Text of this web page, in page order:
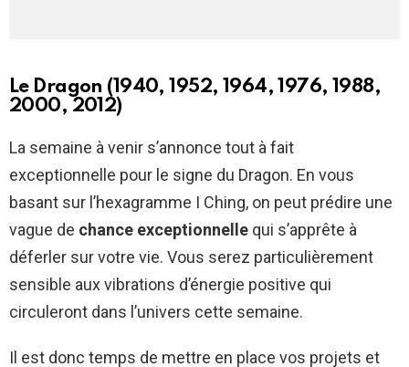
Le Dragon (1940, 1952, 1964, 1976, 1988,
2000, 2012)
La semaine à venir s’annonce tout à fait
exceptionnelle pour le signe du Dragon. En vous
basant sur l’hexagramme I Ching, on peut prédire une
vague de chance exceptionnelle qui s’apprête à
déferler sur votre vie. Vous serez particulièrement
sensible aux vibrations d’énergie positive qui
circuleront dans l’univers cette semaine.
Il est donc temps de mettre en place vos projets et